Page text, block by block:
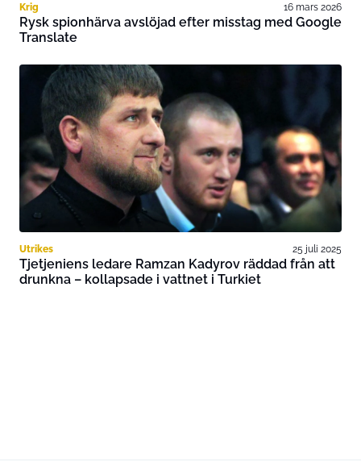
Krig 16 mars 2026
Rysk spionhärva avslöjad efter misstag med Google
Translate
Utrikes 25 juli 2025
Tjetjeniens ledare Ramzan Kadyrov räddad från att
drunkna – kollapsade i vattnet i Turkiet